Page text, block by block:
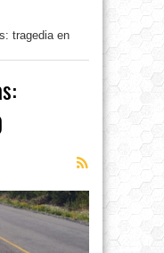
tragedia en